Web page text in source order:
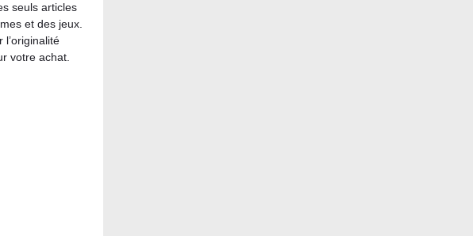
seuls articles
et des jeux.
votre achat.